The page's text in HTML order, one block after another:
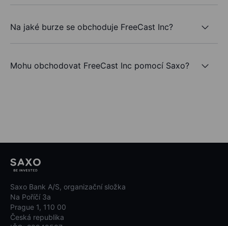
Na jaké burze se obchoduje FreeCast Inc?
Mohu obchodovat FreeCast Inc pomocí Saxo?
Saxo Bank A/S, organizační složka
Na Poříčí 3a
Prague 1, 110 00
Česká republika